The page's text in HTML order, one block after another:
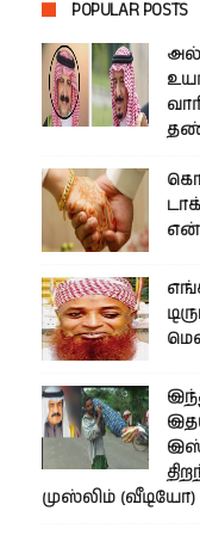
POPULAR POSTS
முஸ்லிம் (வீடியோ)